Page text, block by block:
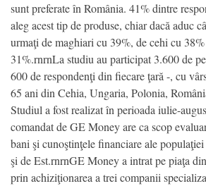
sunt preferate în România. 41% dintre
aleg acest tip de produse, chiar dacă aduc
urmaţi de maghiari cu 39%, de cehi cu
31%.rnrnLa studiu au participat 3.600 de
600 de respondenţi din fiecare ţară -, cu
65 ani din Cehia, Ungaria, Polonia,
Studiul a fost realizat în perioada iulie-
comandat de GE Money are ca scop
bani şi cunoştinţele financiare ale
şi de Est.rnrnGE Money a intrat pe piaţa
prin achiziţionarea a trei companii